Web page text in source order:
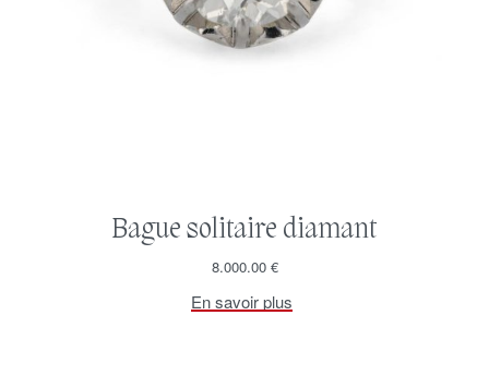
Bague solitaire diamant
8.000.00 €
En savoir plus